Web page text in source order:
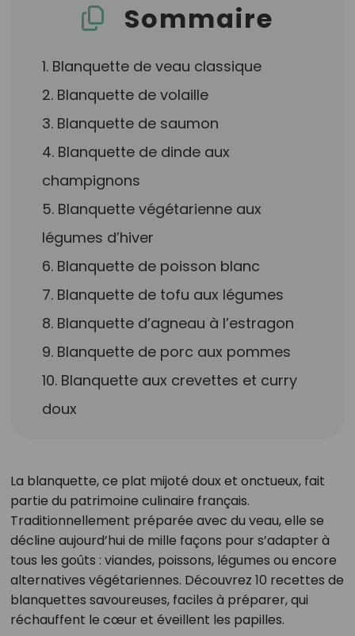
Sommaire
1. Blanquette de veau classique
2. Blanquette de volaille
3. Blanquette de saumon
4. Blanquette de dinde aux
champignons
5. Blanquette végétarienne aux
légumes d’hiver
6. Blanquette de poisson blanc
7. Blanquette de tofu aux légumes
8. Blanquette d’agneau à l’estragon
9. Blanquette de porc aux pommes
10. Blanquette aux crevettes et curry
doux
La blanquette, ce plat mijoté doux et onctueux, fait
partie du patrimoine culinaire français.
Traditionnellement préparée avec du veau, elle se
décline aujourd’hui de mille façons pour s’adapter à
tous les goûts : viandes, poissons, légumes ou encore
alternatives végétariennes. Découvrez 10 recettes de
blanquettes savoureuses, faciles à préparer, qui
réchauffent le cœur et éveillent les papilles.